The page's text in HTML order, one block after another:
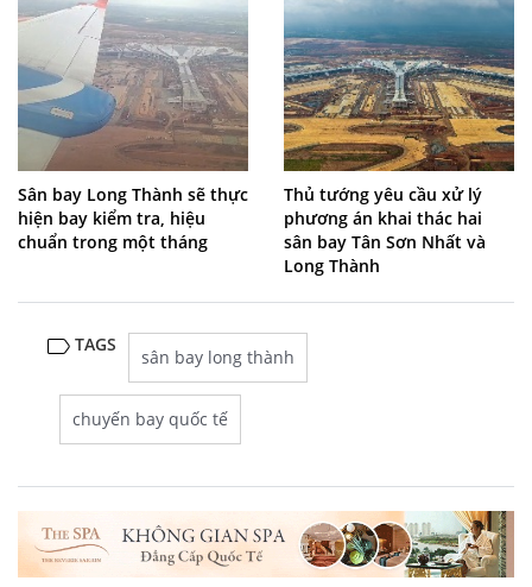
Sân bay Long Thành sẽ thực
hiện bay kiểm tra, hiệu
chuẩn trong một tháng
Thủ tướng yêu cầu xử lý
phương án khai thác hai
sân bay Tân Sơn Nhất và
Long Thành
TAGS
sân bay long thành
chuyến bay quốc tế